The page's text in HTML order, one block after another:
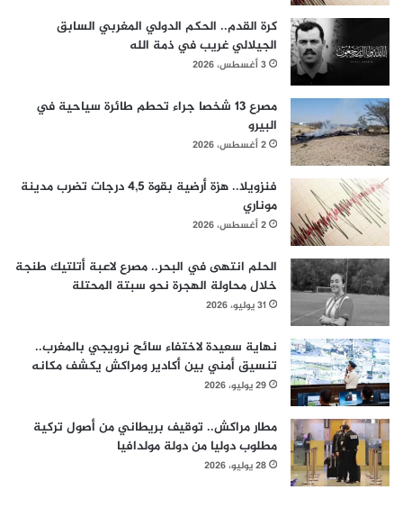
كرة القدم.. الحكم الدولي المغربي السابق
الجيلالي غريب في ذمة الله
3 أغسطس، 2026
مصرع 13 شخصا جراء تحطم طائرة سياحية في
البيرو
2 أغسطس، 2026
فنزويلا.. هزة أرضية بقوة 4,5 درجات تضرب مدينة
موناري
2 أغسطس، 2026
الحلم انتهى في البحر.. مصرع لاعبة أتلتيك طنجة
خلال محاولة الهجرة نحو سبتة المحتلة
31 يوليو، 2026
نهاية سعيدة لاختفاء سائح نرويجي بالمغرب..
تنسيق أمني بين أكادير ومراكش يكشف مكانه
29 يوليو، 2026
مطار مراكش.. توقيف بريطاني من أصول تركية
مطلوب دوليا من دولة مولدافيا
28 يوليو، 2026